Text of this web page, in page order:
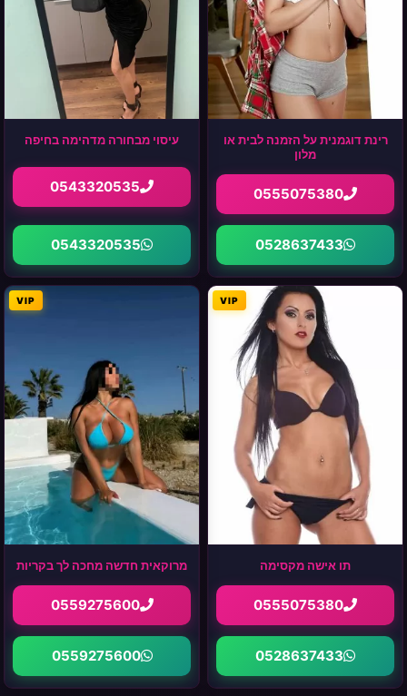
רינת דוגמנית על הזמנה לבית או
מלון
0555075380
0528637433
עיסוי מבחורה מדהימה בחיפה
0543320535
0543320535
VIP
תו אישה מקסימה
0555075380
0528637433
VIP
מרוקאית חדשה מחכה לך בקריות
0559275600
0559275600